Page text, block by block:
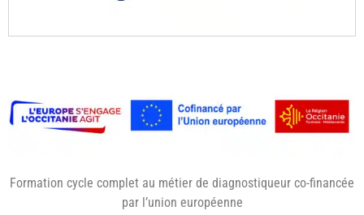
Formation cycle complet au métier de diagnostiqueur co-financée
par l’union européenne